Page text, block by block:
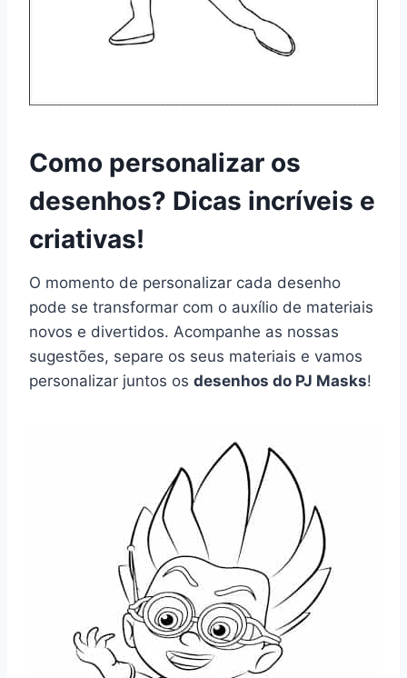
Como personalizar os
desenhos? Dicas incríveis e
criativas!
O momento de personalizar cada desenho
pode se transformar com o auxílio de materiais
novos e divertidos. Acompanhe as nossas
sugestões, separe os seus materiais e vamos
personalizar juntos os desenhos do PJ Masks!